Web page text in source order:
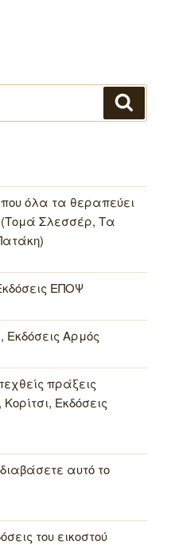
όλα τα θεραπεύει
Σλεσσέρ, Τα
ΕΠΟΨ
Εκδόσεις Αρμός
πράξεις
Εκδόσεις
αυτό το
του εικοστού